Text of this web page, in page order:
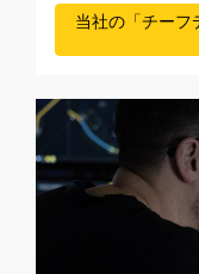
当社の「チーフ